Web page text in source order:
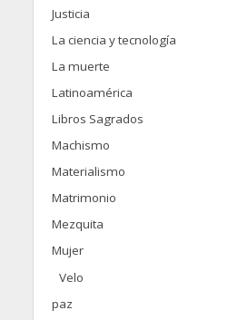
Justicia
La ciencia y tecnología
La muerte
Latinoamérica
Libros Sagrados
Machismo
Materialismo
Matrimonio
Mezquita
Mujer
Velo
paz